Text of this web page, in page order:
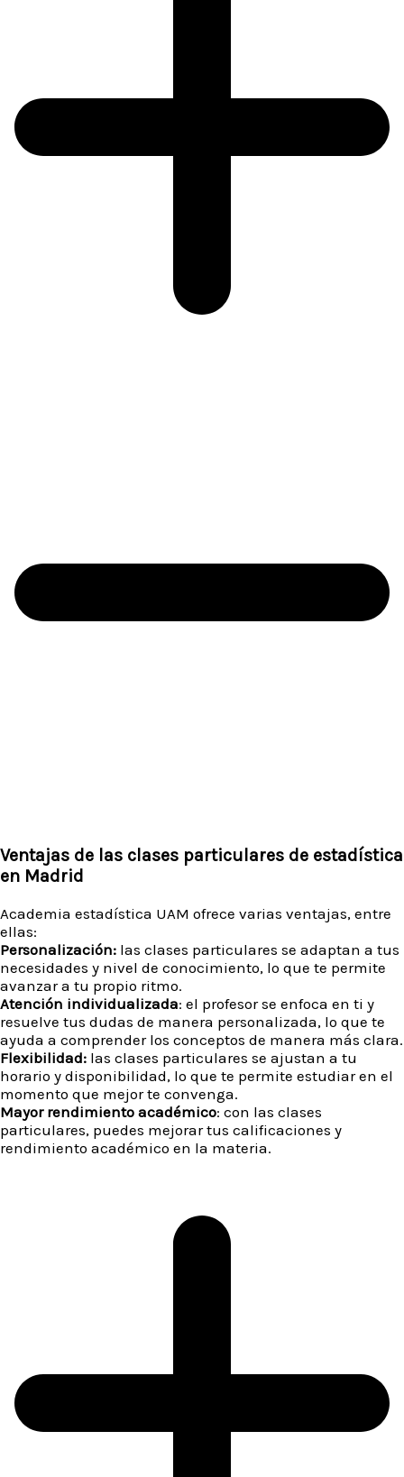
Ventajas de las clases particulares de estadística
en Madrid
Academia estadística UAM ofrece varias ventajas, entre
ellas:
Personalización: las clases particulares se adaptan a tus
necesidades y nivel de conocimiento, lo que te permite
avanzar a tu propio ritmo.
Atención individualizada: el profesor se enfoca en ti y
resuelve tus dudas de manera personalizada, lo que te
ayuda a comprender los conceptos de manera más clara.
Flexibilidad: las clases particulares se ajustan a tu
horario y disponibilidad, lo que te permite estudiar en el
momento que mejor te convenga.
Mayor rendimiento académico: con las clases
particulares, puedes mejorar tus calificaciones y
rendimiento académico en la materia.